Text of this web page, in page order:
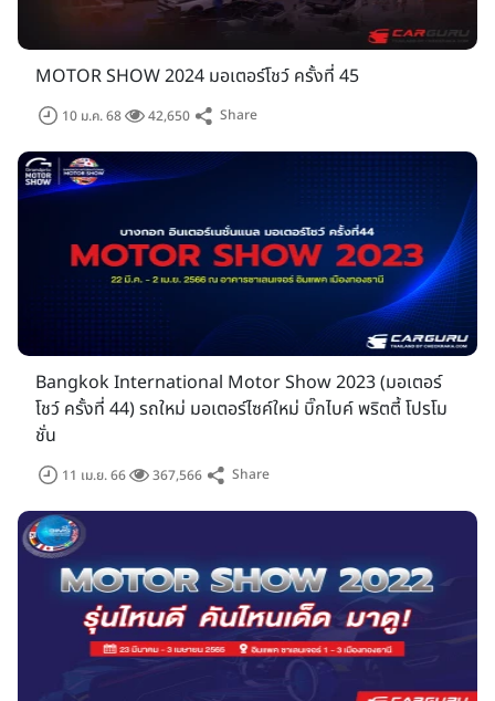
MOTOR SHOW 2024 มอเตอร์โชว์ ครั้งที่ 45
10 ม.ค. 68 42,650 Share
Bangkok International Motor Show 2023 (มอเตอร์
โชว์ ครั้งที่ 44) รถใหม่ มอเตอร์ไซค์ใหม่ บิ๊กไบค์ พริตตี้ โปรโม
ชั่น
11 เม.ย. 66 367,566 Share